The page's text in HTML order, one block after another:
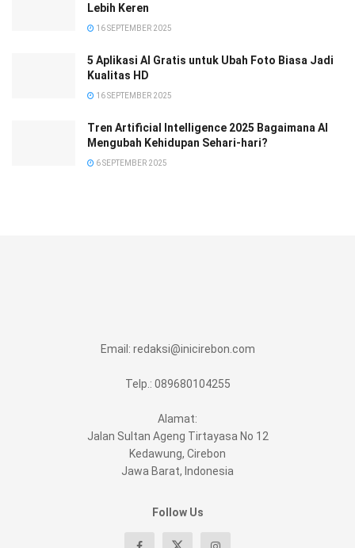
Lebih Keren
16 SEPTEMBER 2025
5 Aplikasi AI Gratis untuk Ubah Foto Biasa Jadi
Kualitas HD
16 SEPTEMBER 2025
Tren Artificial Intelligence 2025 Bagaimana AI
Mengubah Kehidupan Sehari-hari?
6 SEPTEMBER 2025
Email: redaksi@inicirebon.com
Telp.: 089680104255
Alamat:
Jalan Sultan Ageng Tirtayasa No 12
Kedawung, Cirebon
Jawa Barat, Indonesia
Follow Us